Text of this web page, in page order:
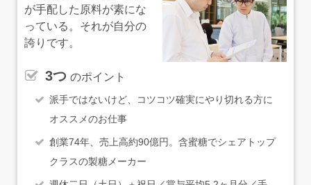
が手配した原料が素にな
っている。それが自分の
誇りです。
3つ のポイント
派手ではないけど、コツコツ確実にやり切れる方に
オススメのお仕事
創業74年、売上高約90億円。含蜜糖でシェアトップ
クラスの製糖メーカー